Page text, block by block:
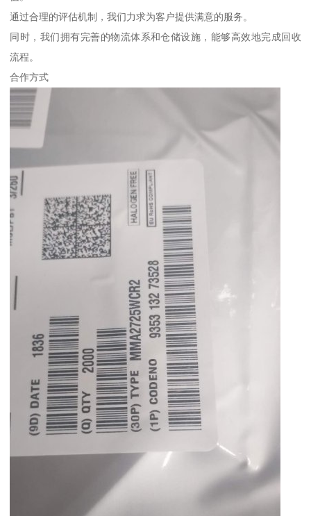
通过合理的评估机制，我们力求为客户提供满意的服务。
同时，我们拥有完善的物流体系和仓储设施，能够高效地完成回收
流程。
合作方式